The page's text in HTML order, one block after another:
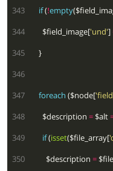
343
if (!empty
344
      $field_image[
'und']
345
    }
346
347
foreach ($node[
348
      $description
= $alt
349
if (isset($file_array[
350
        $description
=